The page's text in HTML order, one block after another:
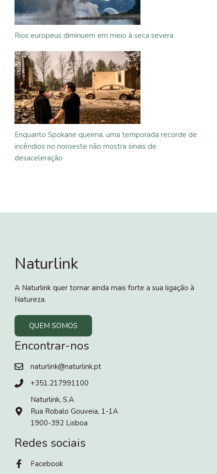
Rios europeus diminuem em meio à seca severa
Enquanto Spokane queima, uma temporada recorde de
incêndios no noroeste não mostra sinais de
desaceleração
Naturlink
A Naturlink quer tornar ainda mais forte a sua ligação à
Natureza.
QUEM SOMOS
Encontrar-nos
naturlink@naturlink.pt
+351.217991100
Naturlink, S.A
Rua Robalo Gouveia, 1-1A
1900-392 Lisboa
Redes sociais
Facebook